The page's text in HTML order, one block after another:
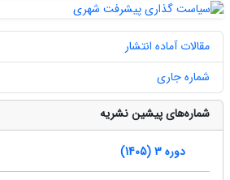
مقالات آماده انتشار
شماره جاری
شماره‌های پیشین نشریه
دوره 3 (1405)